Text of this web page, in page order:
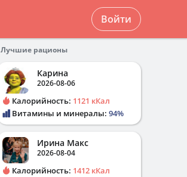
Войти
Лучшие рационы
Карина
2026-08-06
Калорийность: 1121 кКал
Витамины и минералы: 94%
Ирина Макс
2026-08-04
Калорийность: 1412 кКал